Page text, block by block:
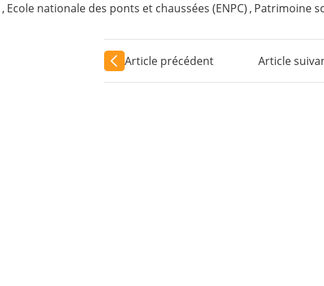
, Ecole nationale des ponts et chaussées (ENPC) , Patrimoine
Article précédent Article